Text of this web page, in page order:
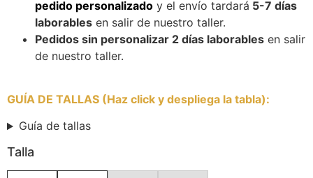
pedido personalizado y el envío tardará 5-7 días
laborables en salir de nuestro taller.
Pedidos sin personalizar 2 días laborables en salir
de nuestro taller.
GUÍA DE TALLAS (Haz click y despliega la tabla):
Guía de tallas
Talla